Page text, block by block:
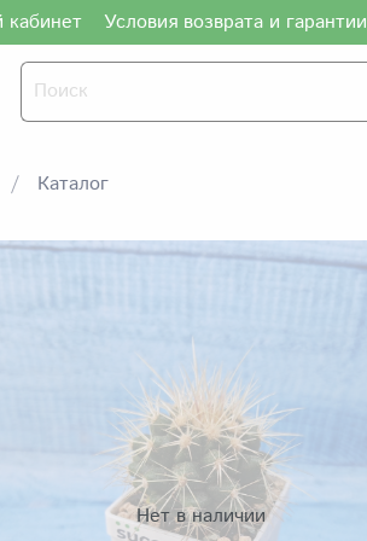
Условия возврата и гарантии
Каталог
Нет в наличии